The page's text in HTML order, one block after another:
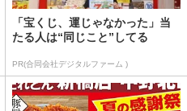
「宝くじ、運じゃなかった」当
たる人は“同じこと”してる
PR(合同会社デジタルファーム )